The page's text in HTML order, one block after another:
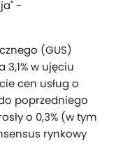
-
(GUS)
w ujęciu
cen usług o
poprzedniego
o 0,3% (w tym
rynkowy